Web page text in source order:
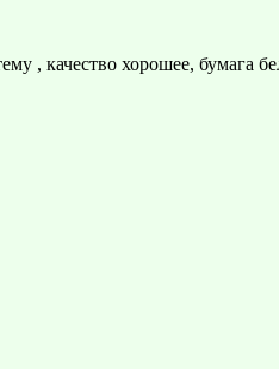
, качество хорошее, бумага